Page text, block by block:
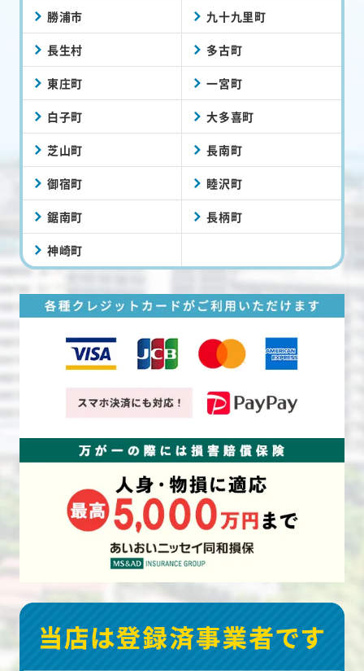
勝浦市 九十九里町
長生村 多古町
東庄町 一宮町
白子町 大多喜町
芝山町 長南町
御宿町 睦沢町
鋸南町 長柄町
神崎町